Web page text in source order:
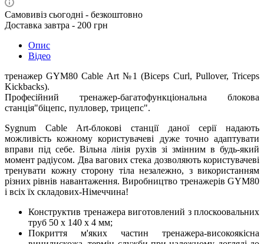
Самовивіз сьогодні - безкоштовно
Доставка завтра - 200 грн
Опис
Відео
тренажер GYM80 Cable Art №1 (Biceps Curl, Pullover, Triceps
Kickbacks).
Професійний тренажер-багатофункціональна блокова
станція"біцепс, пулловер, трицепс".
Sygnum Cable Art-блокові станції даної серії надають
можливість кожному користувачеві дуже точно адаптувати
вправи під себе. Вільна лінія рухів зі змінним в будь-який
момент радіусом. Два вагових стека дозволяють користувачеві
тренувати кожну сторону тіла незалежно, з використанням
різних рівнів навантаження. Виробництво тренажерів GYM80
і всіх їх складових-Німеччина!
Конструктив тренажера виготовлений з плоскоовальних
труб 50 x 140 x 4 мм;
Покриття м'яких частин тренажера-високоякісна